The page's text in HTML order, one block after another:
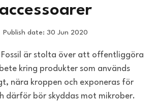
accessoarer
Publish date: 30 Jun 2020
Fossil är stolta över att offentliggöra
kring produkter som används
nära kroppen och exponeras för
därför bör skyddas mot mikrober.